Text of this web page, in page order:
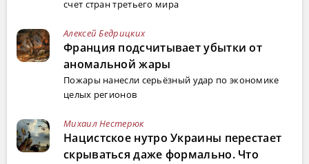
счет стран третьего мира
Алексей Бедрицких
Франция подсчитывает убытки от
аномальной жары
Пожары нанесли серьёзный удар по экономике
целых регионов
Михаил Нестерюк
Нацистское нутро Украины перестает
скрываться даже формально. Что